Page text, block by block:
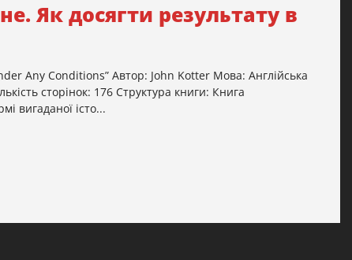
Як досягти результату в
Any Conditions” Автор: John Kotter Мова: Англійська
сторінок: 176 Структура книги: Книга
вигаданої істо...